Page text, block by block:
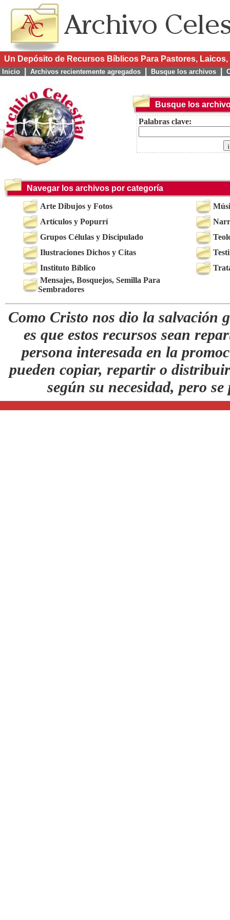
Un Depósito de Recursos Bíblicos Para Pastores,
Inicio Archivos recientemente agregados Busque los archivos
Busque los
Palabras clave:
Navegar los archivos por categoría
Arte Dibujos y Fotos
Artículos y Popurrí
Grupos Células y Discipulado
Ilustraciones Dichos y Citas
Instituto Bíblico
Mensajes, Bosquejos, Semilla Para
Sembradores
Como Cristo nos dio la salvación
es que estos recursos sean
persona interesada en la
pueden copiar, repartir o
según su necesidad, pero